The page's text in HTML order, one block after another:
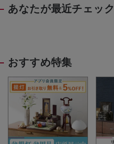
あなたが最近チェッ
おすすめ特集